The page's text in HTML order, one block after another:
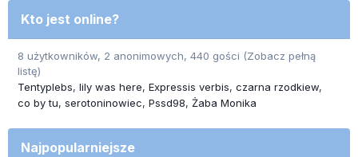
Kto jest online?
8 użytkowników, 2 anonimowych, 440 gości (Zobacz pełną
listę)
Tentyplebs lily was here Expressis verbis czarna rzodkiew
co by tu serotoninowiec Pssd98 Żaba Monika
Najpopularniejsze